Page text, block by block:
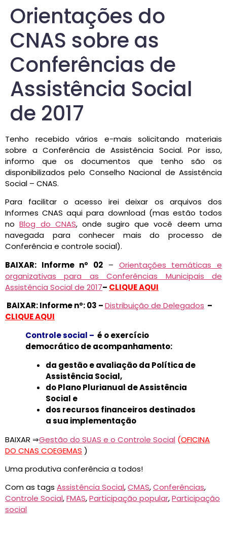
Orientações do
CNAS sobre as
Conferências de
Assistência Social
de 2017
Tenho recebido vários e-mais solicitando materiais
sobre a Conferência de Assistência Social. Por isso,
informo que os documentos que tenho são os
disponibilizados pelo Conselho Nacional de Assistência
Social – CNAS.
Para facilitar o acesso irei deixar os arquivos dos
Informes CNAS aqui para download (mas estão todos
noBlog do CNAS, onde sugiro que você deem uma
navegada para conhecer mais do processo de
Conferência e controle social).
BAIXAR: Informe nº 02 – Orientações temáticas e
organizativas para as Conferências Municipais de
Assistência Social de 2017– CLIQUE AQUI
BAIXAR: Informe nº: 03 –Distribuição de Delegados –
CLIQUE AQUI
Controle social – é o exercício
democrático de acompanhamento:
da gestão e avaliação da Política de
Assistência Social,
do Plano Plurianual de Assistência
Social e
dos recursos financeiros destinados
a sua implementação
BAIXAR ⇒Gestão do SUAS e o Controle Social (OFICINA
DO CNAS COEGEMAS )
Uma produtiva conferência a todos!
Com as tags Assistência Social,CMAS,Conferências,
Controle Social,FMAS,Participação popular,Participação
social